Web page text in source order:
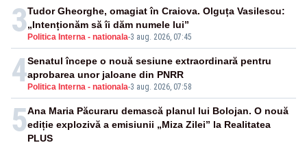
3 Politica Interna - nationala-3 aug. 2026, 07:45
Tudor Gheorghe, omagiat în Craiova. Olguța Vasilescu:
„Intenționăm să îi dăm numele lui”
4 Politica Interna - nationala-3 aug. 2026, 07:58
Senatul începe o nouă sesiune extraordinară pentru
aprobarea unor jaloane din PNRR
5Ana Maria Păcuraru demască planul lui Bolojan. O nouă
ediție explozivă a emisiunii „Miza Zilei” la Realitatea
PLUS